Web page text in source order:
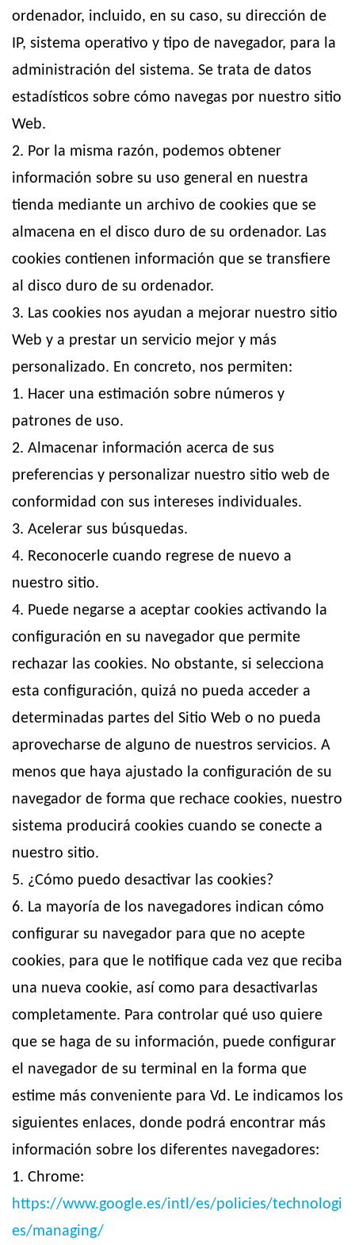
ordenador, incluido, en su caso, su dirección de
IP, sistema operativo y tipo de navegador, para la
administración del sistema. Se trata de datos
estadísticos sobre cómo navegas por nuestro sitio
Web.
2. Por la misma razón, podemos obtener
información sobre su uso general en nuestra
tienda mediante un archivo de cookies que se
almacena en el disco duro de su ordenador. Las
cookies contienen información que se transfiere
al disco duro de su ordenador.
3. Las cookies nos ayudan a mejorar nuestro sitio
Web y a prestar un servicio mejor y más
personalizado. En concreto, nos permiten:
1. Hacer una estimación sobre números y
patrones de uso.
2. Almacenar información acerca de sus
preferencias y personalizar nuestro sitio web de
conformidad con sus intereses individuales.
3. Acelerar sus búsquedas.
4. Reconocerle cuando regrese de nuevo a
nuestro sitio.
4. Puede negarse a aceptar cookies activando la
configuración en su navegador que permite
rechazar las cookies. No obstante, si selecciona
esta configuración, quizá no pueda acceder a
determinadas partes del Sitio Web o no pueda
aprovecharse de alguno de nuestros servicios. A
menos que haya ajustado la configuración de su
navegador de forma que rechace cookies, nuestro
sistema producirá cookies cuando se conecte a
nuestro sitio.
5. ¿Cómo puedo desactivar las cookies?
6. La mayoría de los navegadores indican cómo
configurar su navegador para que no acepte
cookies, para que le notifique cada vez que reciba
una nueva cookie, así como para desactivarlas
completamente. Para controlar qué uso quiere
que se haga de su información, puede configurar
el navegador de su terminal en la forma que
estime más conveniente para Vd. Le indicamos los
siguientes enlaces, donde podrá encontrar más
información sobre los diferentes navegadores:
1. Chrome:
https://www.google.es/intl/es/policies/technologi
es/managing/